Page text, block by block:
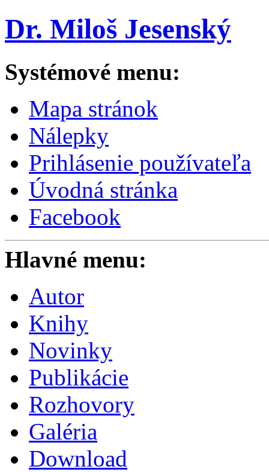
Dr. Miloš Jesenský
Systémové menu:
Mapa stránok
Nálepky
Prihlásenie používateľa
Úvodná stránka
Facebook
Hlavné menu:
Autor
Knihy
Novinky
Publikácie
Rozhovory
Galéria
Download